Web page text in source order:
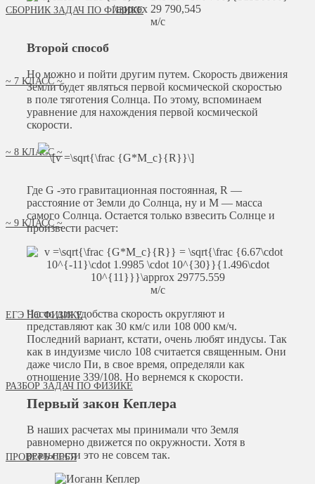
СБОРНИК ЗАДАЧ ПО ФИЗИКЕ
~ 7 КЛАСС ~
~ 8 КЛАСС ~
~ 9 КЛАСС ~
ЕГЭ ПО ФИЗИКЕ
РАЗБОР ЗАДАЧ ПО ФИЗИКЕ
ПРОВЕРЬ СЕБЯ
м/с
Второй способ
Но можно и пойти другим путем. Скорость движения
Земли будет являться первой космической скоростью
в поле тяготения Солнца. По этому, вспоминаем
уравнение для нахождения первой космической
скорости.
Где G -это гравитационная постоянная, R —
расстояние от Земли до Солнца, ну и M — масса
самого Солнца. Остается только взвесить Солнце и
произвести расчет:
м/с
Часто для удобства скорость округляют и
представляют как 30 км/с или 108 000 км/ч.
Последний вариант, кстати, очень любят индусы. Так
как в индуизме число 108 считается священным. Они
даже число Пи, в свое время, определяли как
отношение 339/108. Но вернемся к скорости.
Первый закон Кеплера
В наших расчетах мы принимали что Земля
равномерно движется по окружности. Хотя в
реальности это не совсем так.